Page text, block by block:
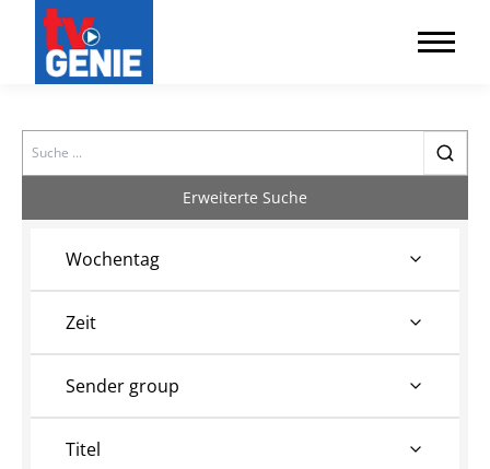
Search
Erweiterte Suche
Wochentag
Zeit
Sender group
Titel